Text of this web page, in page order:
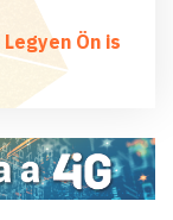
Legyen Ön is